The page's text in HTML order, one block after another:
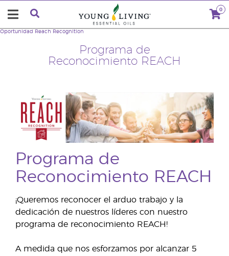
0
Programa de
Reconocimiento REACH
Oportunidad Reach Recognition
Programa de
Reconocimiento REACH
¡Queremos reconocer el arduo trabajo y la
dedicación de nuestros líderes con nuestro
programa de reconocimiento REACH!
A medida que nos esforzamos por alcanzar 5